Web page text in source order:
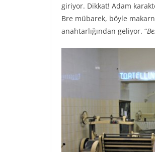
giriyor. Dikkat! Adam
Bre mübarek, böyle
anahtarlığından geliyor. “